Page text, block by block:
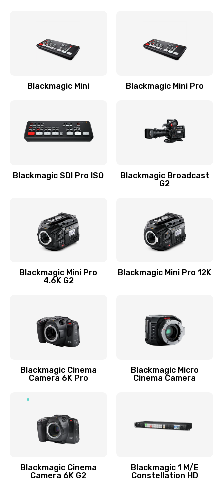
Blackmagic Mini Blackmagic Mini Pro
Blackmagic SDI Pro ISO
Blackmagic Broadcast
G2
Blackmagic Mini Pro
4.6K G2
Blackmagic Mini Pro 12K
Blackmagic Cinema
Camera 6K Pro
Blackmagic Micro
Cinema Camera
Blackmagic Cinema
Camera 6K G2
Blackmagic 1 M/E
Constellation HD